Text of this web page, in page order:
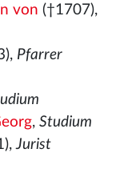
von (†1707),
Pfarrer
, Studium
Jurist